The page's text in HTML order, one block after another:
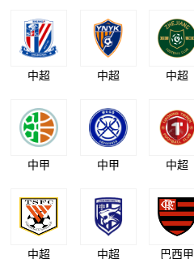
中超 中超 中超
中甲 中甲 中超
中超 中超 巴西甲